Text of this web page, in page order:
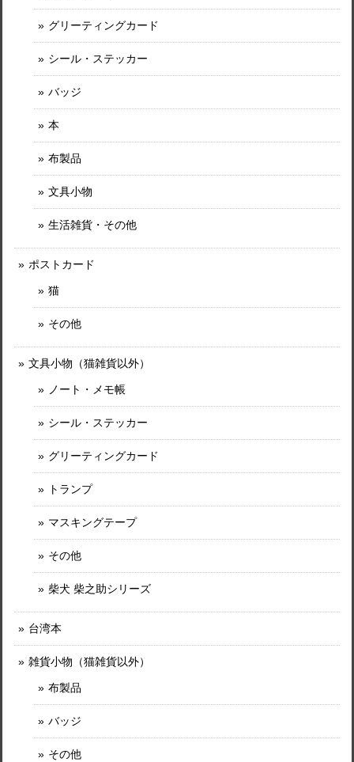
グリーティングカード
シール・ステッカー
バッジ
本
布製品
文具小物
生活雑貨・その他
ポストカード
猫
その他
文具小物（猫雑貨以外）
ノート・メモ帳
シール・ステッカー
グリーティングカード
トランプ
マスキングテープ
その他
柴犬 柴之助シリーズ
台湾本
雑貨小物（猫雑貨以外）
布製品
バッジ
その他